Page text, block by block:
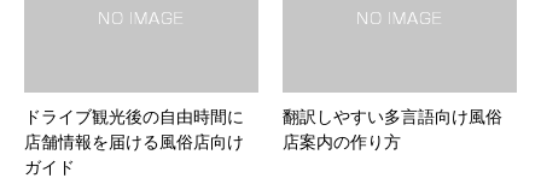
ドライブ観光後の自由時間に
店舗情報を届ける風俗店向け
ガイド
翻訳しやすい多言語向け風俗
店案内の作り方